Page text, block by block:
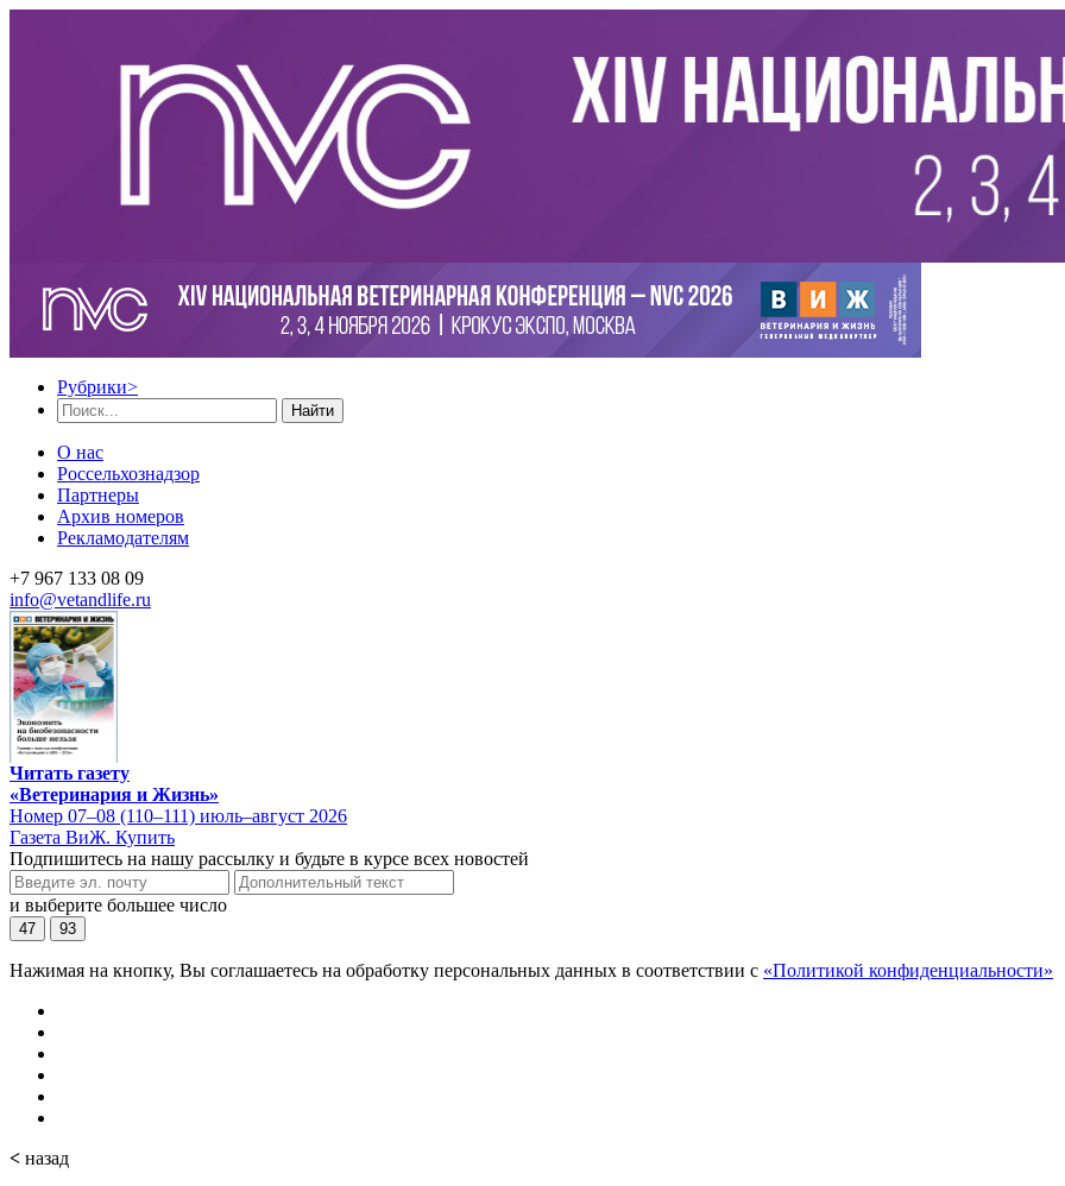
Рубрики>
Найти
О нас
Россельхознадзор
Партнеры
Архив номеров
Рекламодателям
+7 967 133 08 09
info@vetandlife.ru
Читать газету
«Ветеринария и Жизнь»
Номер 07–08 (110–111) июль–август 2026
Газета ВиЖ. Купить
Подпишитесь на нашу рассылку и будьте в курсе всех новостей
и выберите большее число
47 93
Нажимая на кнопку, Вы соглашаетесь на обработку персональных данных в соответствии с «Политикой конфиденциальности»
< назад